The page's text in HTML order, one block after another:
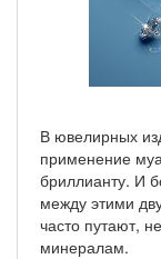
В ювелирных
применение
бриллианту. И
между этими
часто путают,
минералам.